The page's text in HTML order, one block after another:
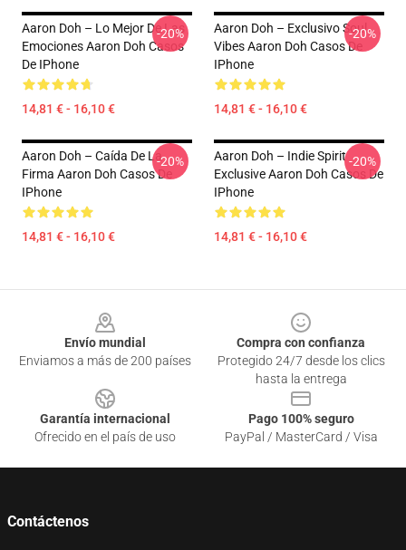
Aaron Doh – Lo Mejor De Las
Emociones Aaron Doh Casos
De IPhone
14,81 € - 16,10 €
-20%
Aaron Doh – Exclusivo Soul
Vibes Aaron Doh Casos De
IPhone
14,81 € - 16,10 €
-20%
Aaron Doh – Caída De La
Firma Aaron Doh Casos De
IPhone
14,81 € - 16,10 €
-20%
Aaron Doh – Indie Spirit
Exclusive Aaron Doh Casos De
IPhone
14,81 € - 16,10 €
-20%
Envío mundial
Enviamos a más de 200 países
Compra con confianza
Protegido 24/7 desde los clics
hasta la entrega
Garantía internacional
Ofrecido en el país de uso
Pago 100% seguro
PayPal / MasterCard / Visa
Contáctenos